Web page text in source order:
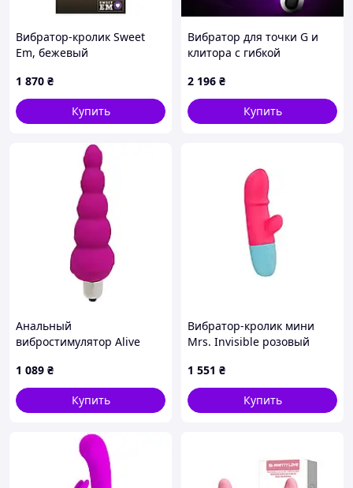
Вибратор-кролик Sweet
Em, бежевый
1 870 ₴
Купить
Вибратор для точки G и
клитора с гибкой
клиторальный и
вагинальный стимулятор
2 196 ₴
Купить
Анальный
вибростимулятор Alive
диаметр 2,9 см
(предпоследний шарик)
1 089 ₴
Купить
Вибратор-кролик мини
Mrs. Invisible розовый
1 551 ₴
Купить